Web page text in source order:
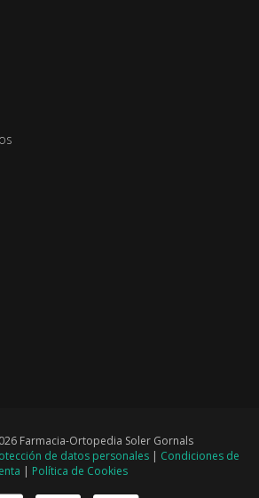
Farmacia-Ortopedia Soler Gornals
de datos personales| Condiciones de
| Política de Cookies